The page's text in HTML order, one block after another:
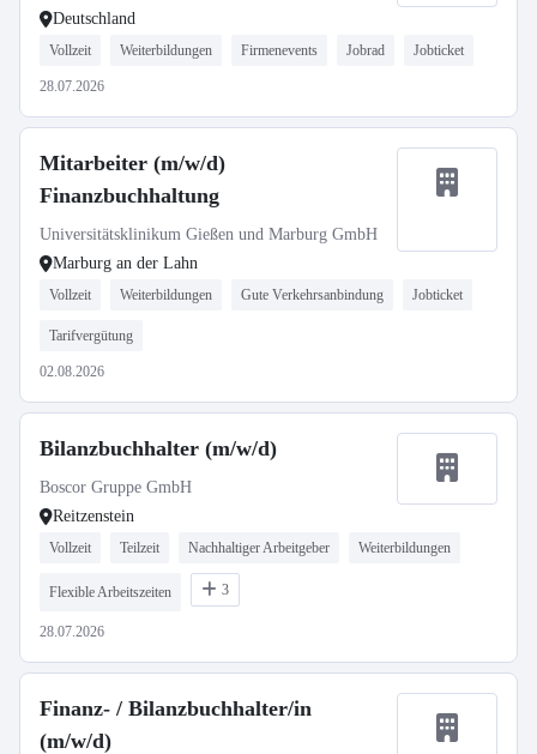
Deutschland
Vollzeit Weiterbildungen Firmenevents Jobrad Jobticket
28.07.2026
Mitarbeiter (m/w/d)
Finanzbuchhaltung
Universitätsklinikum Gießen und Marburg GmbH
Marburg an der Lahn
Vollzeit Weiterbildungen Gute Verkehrsanbindung Jobticket
Tarifvergütung
02.08.2026
Bilanzbuchhalter (m/w/d)
Boscor Gruppe GmbH
Reitzenstein
Vollzeit Teilzeit Nachhaltiger Arbeitgeber Weiterbildungen
Flexible Arbeitszeiten 3
28.07.2026
Finanz- / Bilanzbuchhalter/in
(m/w/d)